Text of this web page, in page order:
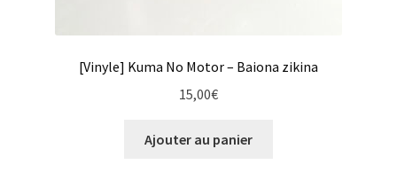
[Vinyle] Kuma No Motor – Baiona zikina
15,00€
Ajouter au panier